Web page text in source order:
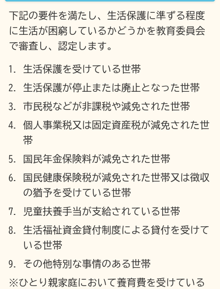
下記の要件を満たし、生活保護に準ずる程度
に生活が困窮しているかどうかを教育委員会
で審査し、認定します。
生活保護を受けている世帯
生活保護が停止または廃止となった世帯
市民税などが非課税や減免された世帯
個人事業税又は固定資産税が減免された世
帯
国民年金保険料が減免された世帯
国民健康保険税が減免された世帯又は徴収
の猶予を受けている世帯
児童扶養手当が支給されている世帯
生活福祉資金貸付制度による貸付を受けて
いる世帯
その他特別な事情のある世帯
※ひとり親家庭において養育費を受けている